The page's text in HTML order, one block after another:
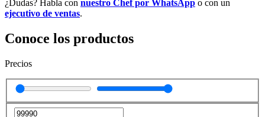
¿Dudas? Habla con nuestro Chef por WhatsApp o con un
ejecutivo de ventas.
Conoce los productos
Precios